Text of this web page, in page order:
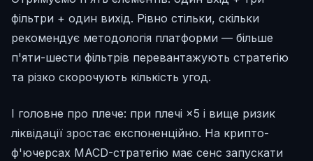
фільтри + один вихід. Рівно стільки, скільки
рекомендує методологія платформи — більше
п'яти-шести фільтрів перевантажують стратегію
та різко скорочують кількість угод.
І головне про плече: при плечі ×5 і вище ризик
ліквідації зростає експоненційно. На крипто-
ф'ючерсах MACD-стратегію має сенс запускати